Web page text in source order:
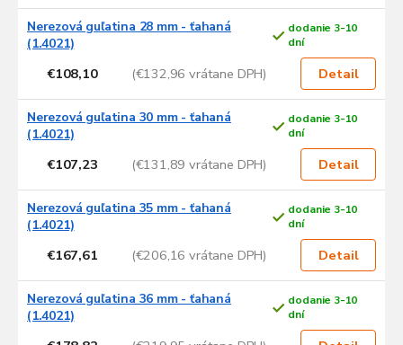
Nerezová guľatina 28 mm - ťahaná
(1.4021)
dodanie 3-10
dní
€108,10 (€132,96 vrátane DPH) Detail
Nerezová guľatina 30 mm - ťahaná
(1.4021)
dodanie 3-10
dní
€107,23 (€131,89 vrátane DPH) Detail
Nerezová guľatina 35 mm - ťahaná
(1.4021)
dodanie 3-10
dní
€167,61 (€206,16 vrátane DPH) Detail
Nerezová guľatina 36 mm - ťahaná
(1.4021)
dodanie 3-10
dní